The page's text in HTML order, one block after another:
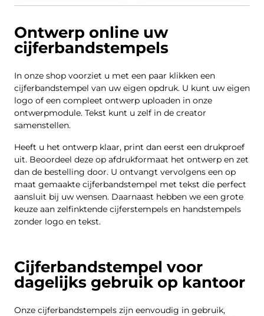
Ontwerp online uw
cijferbandstempels
In onze shop voorziet u met een paar klikken een
cijferbandstempel van uw eigen opdruk. U kunt uw eigen
logo of een compleet ontwerp uploaden in onze
ontwerpmodule. Tekst kunt u zelf in de creator
samenstellen.
Heeft u het ontwerp klaar, print dan eerst een drukproef
uit. Beoordeel deze op afdrukformaat het ontwerp en zet
dan de bestelling door. U ontvangt vervolgens een op
maat gemaakte cijferbandstempel met tekst die perfect
aansluit bij uw wensen. Daarnaast hebben we een grote
keuze aan zelfinktende cijferstempels en handstempels
zonder logo en tekst.
Cijferbandstempel voor
dagelijks gebruik op kantoor
Onze cijferbandstempels zijn eenvoudig in gebruik,